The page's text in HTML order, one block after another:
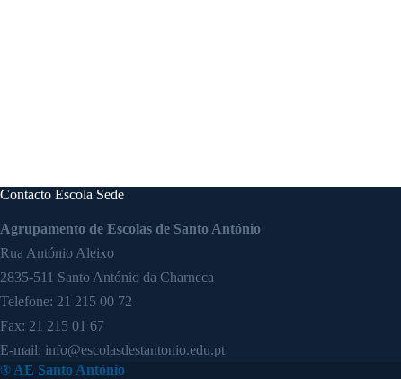
Contacto Escola Sede
Agrupamento de Escolas de Santo António
Rua António Aleixo
2835-511 Santo António da Charneca
Telefone: 21 215 00 72
Fax: 21 215 01 67
E-mail: info@escolasdestantonio.edu.pt
® AE Santo António